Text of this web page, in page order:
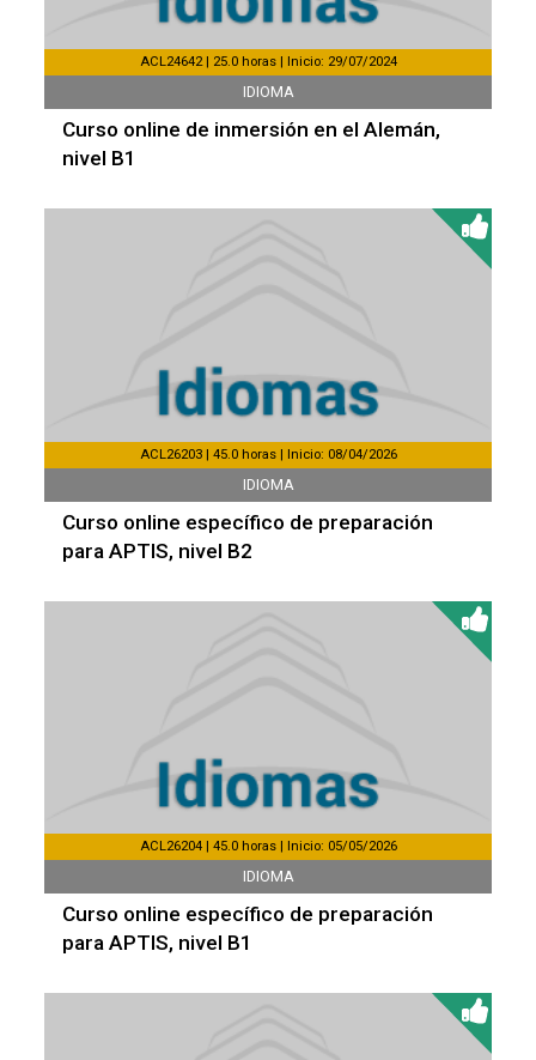
ACL24642 | 25.0 horas | Inicio: 29/07/2024
IDIOMA
Curso online de inmersión en el Alemán,
nivel B1
ACL26203 | 45.0 horas | Inicio: 08/04/2026
IDIOMA
Curso online específico de preparación
para APTIS, nivel B2
ACL26204 | 45.0 horas | Inicio: 05/05/2026
IDIOMA
Curso online específico de preparación
para APTIS, nivel B1